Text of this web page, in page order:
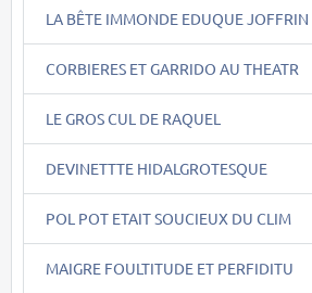
LA BÊTE IMMONDE EDUQUE JOFFRIN
CORBIERES ET GARRIDO AU THEATR
LE GROS CUL DE RAQUEL
DEVINETTTE HIDALGROTESQUE
POL POT ETAIT SOUCIEUX DU CLIM
MAIGRE FOULTITUDE ET PERFIDITU